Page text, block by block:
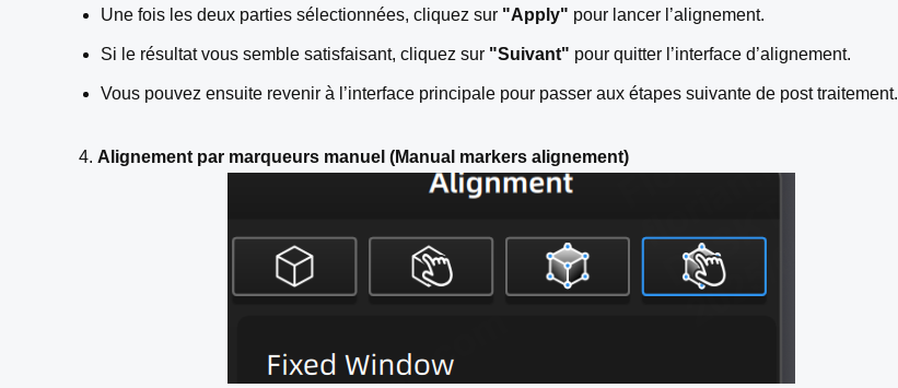
Une fois les deux parties sélectionnées, cliquez sur "Apply" pour lancer l’alignement.
Si le résultat vous semble satisfaisant, cliquez sur "Suivant" pour quitter l’interface d’alignement.
Vous pouvez ensuite revenir à l’interface principale pour passer aux étapes suivante de post traitement.
4. Alignement par marqueurs manuel (Manual markers alignement)